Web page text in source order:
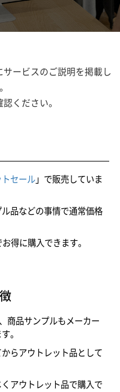
ービスのご説明を掲載し
ください。
セール」で販売していま
品などの事情で通常価格
得に購入できます。
商品サンプルもメーカー
。
らアウトレット品として
アウトレット品で購入で